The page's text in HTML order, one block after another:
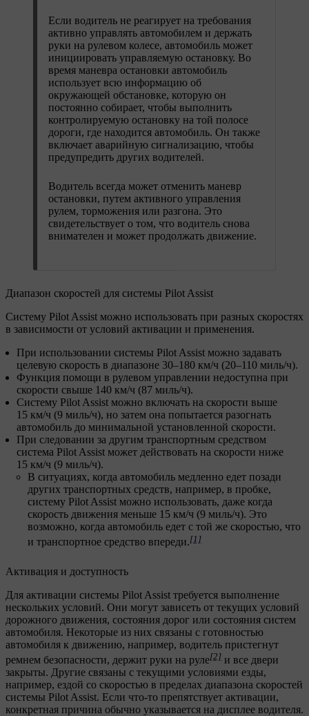
Если водитель не реагирует на требования
активно управлять автомобилем и держать
руки на рулевом колесе, автомобиль может
инициировать управляемую остановку. Во
время маневра остановки автомобиль
использует всю информацию об
окружающей обстановке, которую он
постоянно собирает, чтобы выполнить
контролируемую остановку на той полосе
дороги, где находится автомобиль. Он также
включает аварийную сигнализацию, чтобы
предупредить других водителей.
Водитель всегда может отменить маневр
остановки, путем активного управления
рулем, торможения или разгона. Это
свидетельствует о том, что водитель снова
внимателен и может продолжать движение.
Диапазон скоростей для системы Pilot Assist
Систему Pilot Assist можно использовать при разных скоростях
в зависимости от условий активации и применения.
При использовании системы Pilot Assist можно задавать
целевую скорость в диапазоне 30–180 км/ч (20–110 миль/ч).
Функция помощи в рулевом управлении недоступна при
скорости свыше 140 км/ч (87 миль/ч).
Систему Pilot Assist можно включать на скорости выше
15 км/ч (9 миль/ч), но затем она попытается разогнать
автомобиль до минимальной установленной скорости.
При следовании за другим транспортным средством
система Pilot Assist может действовать на скорости ниже
15 км/ч (9 миль/ч).
В ситуациях, когда автомобиль медленно едет позади
других транспортных средств, например, в пробке,
систему Pilot Assist можно использовать, даже когда
скорость движения меньше 15 км/ч (9 миль/ч). Это
возможно, когда автомобиль едет с той же скоростью, что
и транспортное средство впереди.[1]
Активация и доступность
Для активации системы Pilot Assist требуется выполнение
нескольких условий. Они могут зависеть от текущих условий
дорожного движения, состояния дорог или состояния систем
автомобиля. Некоторые из них связаны с готовностью
автомобиля к движению, например, водитель пристегнут
ремнем безопасности, держит руки на руле[2] и все двери
закрыты. Другие связаны с текущими условиями езды,
например, ездой со скоростью в пределах диапазона скоростей
системы Pilot Assist. Если что-то препятствует активации,
конкретная причина обычно указывается на дисплее водителя.